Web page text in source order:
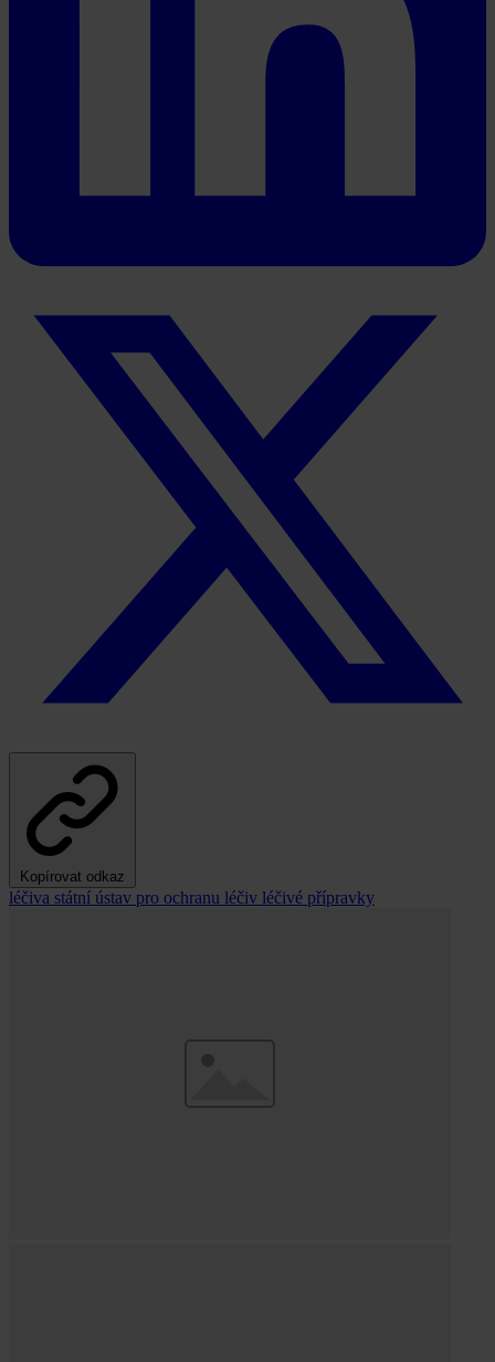
Kopírovat odkaz
léčiva státní ústav pro ochranu léčiv léčivé přípravky